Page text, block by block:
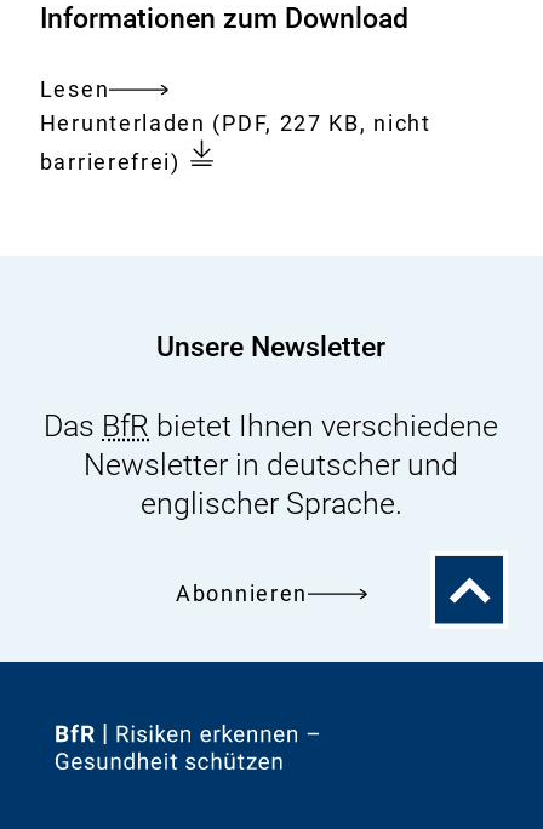
Informationen zum Download
Lesen
Gesamtes
Dokument
Download:
Herunterladen 31-
sitzung-
und-
(PDF, 227 KB, nicht
barrierefrei)
Unsere Newsletter
Das BfR bietet Ihnen verschiedene
Newsletter in deutscher und
englischer Sprache.
Abonnieren
Zum
Zur